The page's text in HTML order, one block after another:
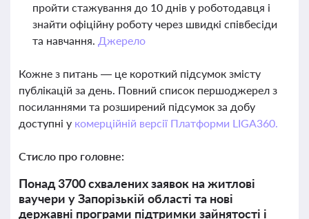
пройти стажування до 10 днів у роботодавця і
знайти офіційну роботу через швидкі співбесіди
та навчання. Джерело
Кожне з питань — це короткий підсумок змісту
публікацій за день. Повний список першоджерел з
посиланнями та розширений підсумок за добу
доступні у комерційній версії Платформи LIGA360.
Стисло про головне:
Понад 3700 схвалених заявок на житлові
ваучери у Запорізькій області та нові
державні програми підтримки зайнятості і